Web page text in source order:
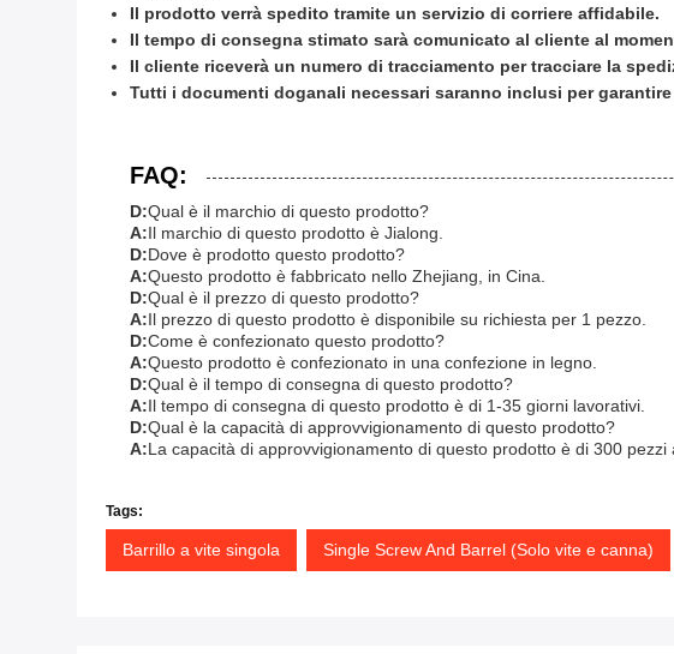
Il prodotto verrà spedito tramite un servizio di corriere affidabile.
Il tempo di consegna stimato sarà comunicato al cliente al
Il cliente riceverà un numero di tracciamento per tracciare la
Tutti i documenti doganali necessari saranno inclusi per
FAQ:
D:Qual è il marchio di questo prodotto?
A:Il marchio di questo prodotto è Jialong.
D:Dove è prodotto questo prodotto?
A:Questo prodotto è fabbricato nello Zhejiang, in Cina.
D:Qual è il prezzo di questo prodotto?
A:Il prezzo di questo prodotto è disponibile su richiesta per 1 pezzo.
D:Come è confezionato questo prodotto?
A:Questo prodotto è confezionato in una confezione in legno.
D:Qual è il tempo di consegna di questo prodotto?
A:Il tempo di consegna di questo prodotto è di 1-35 giorni lavorativi.
D:Qual è la capacità di approvvigionamento di questo prodotto?
A:La capacità di approvvigionamento di questo prodotto è di 300 pezzi
Tags:
Barrillo a vite singola Single Screw And Barrel (Solo vite e canna)